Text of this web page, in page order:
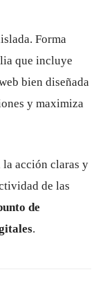
Forma
que incluye
bien diseñada
y maximiza
la acción claras y
de las
de
.